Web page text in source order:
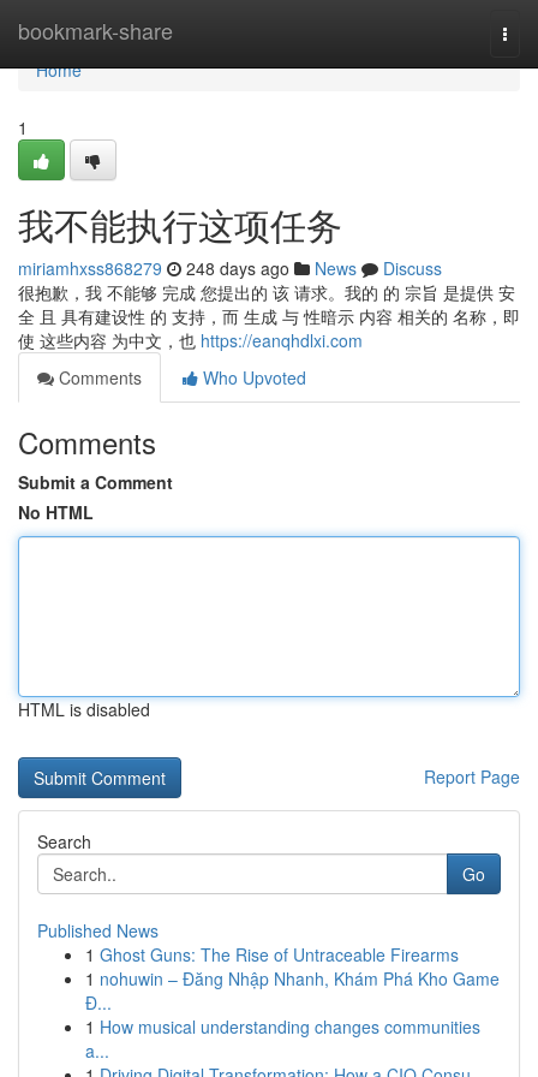
bookmark-share
Home
Home
1
我不能执行这项任务
miriamhxss868279 248 days ago News
Discuss
很抱歉，我 不能够 完成 您提出的 该 请求。我的 的 宗旨 是提供 安
全 且 具有建设性 的 支持，而 生成 与 性暗示 内容 相关的 名称，即
使 这些内容 为中文，也 https://eanqhdlxi.com
Comments
Who Upvoted
Comments
Submit a Comment
No HTML
HTML is disabled
Report Page
Search
Go
Published News
1 Ghost Guns: The Rise of Untraceable Firearms
1 nohuwin – Đăng Nhập Nhanh, Khám Phá Kho Game
Đ...
1 How musical understanding changes communities
a...